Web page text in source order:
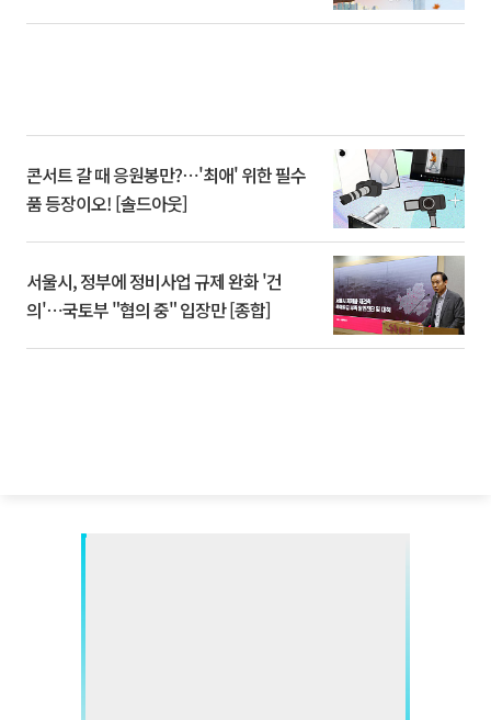
콘서트 갈 때 응원봉만?⋯'최애' 위한 필수
품 등장이오! [솔드아웃]
서울시, 정부에 정비사업 규제 완화 '건
의'⋯국토부 "협의 중" 입장만 [종합]